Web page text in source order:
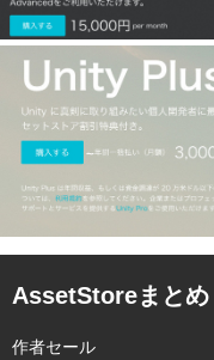
AssetStoreまと
作者セール